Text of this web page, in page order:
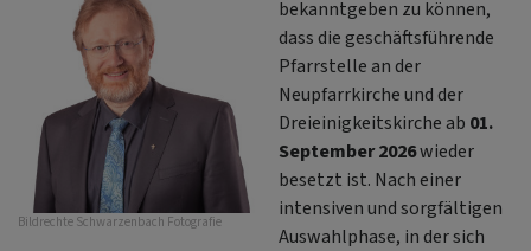
Bildrechte Schwarzenbach Fotografie
bekanntgeben zu können,
dass die geschäftsführende
Pfarrstelle an der
Neupfarrkirche und der
Dreieinigkeitskirche ab 01.
September 2026wieder
besetzt ist. Nach einer
intensiven und sorgfältigen
Auswahlphase, in der sich